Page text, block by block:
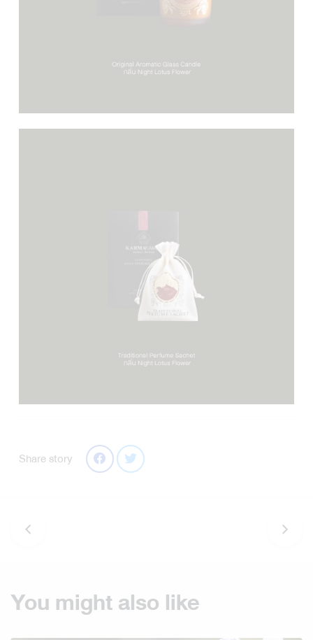
Share story
You might also like